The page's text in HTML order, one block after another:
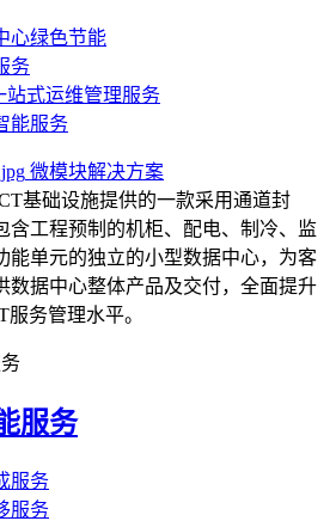
心绿色节能
务
站式运维管理服务
能服务
微模块解决方案
基础设施提供的一款采用通道封
含工程预制的机柜、配电、制冷、监
能单元的独立的小型数据中心，为客
数据中心整体产品及交付，全面提升
服务管理水平。
服务
服务
服务